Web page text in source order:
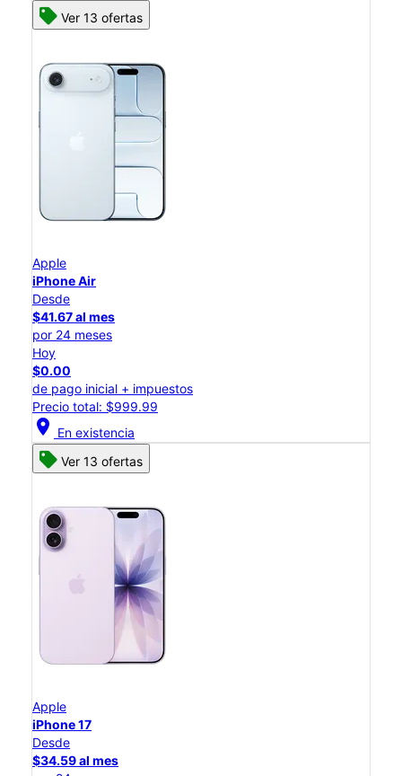
Ver 13 ofertas
Apple
iPhone Air
Desde
$41.67 al mes
por 24 meses
Hoy
$0.00
de pago inicial + impuestos
Precio total: $999.99
location_on En existencia
Ver 13 ofertas
Apple
iPhone 17
Desde
$34.59 al mes